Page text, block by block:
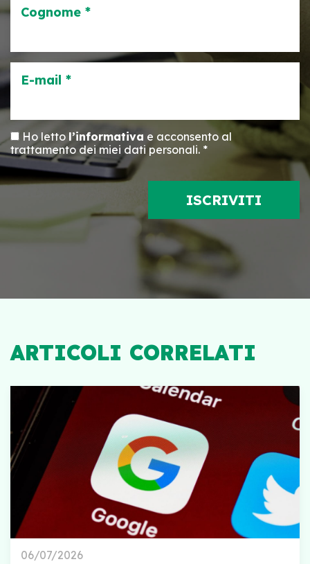
Cognome *
E-mail *
Ho letto l’informativa e acconsento al
trattamento dei miei dati personali. *
ARTICOLI CORRELATI
06/07/2026